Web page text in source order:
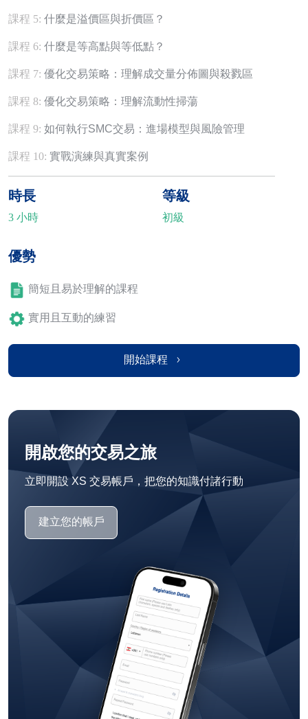
課程 5: 什麼是溢價區與折價區？
課程 6: 什麼是等高點與等低點？
課程 7: 優化交易策略：理解成交量分佈圖與殺戮區
課程 8: 優化交易策略：理解流動性掃蕩
課程 9: 如何執行SMC交易：進場模型與風險管理
課程 10: 實戰演練與真實案例
時長
3 小時
等級
初級
優勢
簡短且易於理解的課程
實用且互動的練習
開始課程
開啟您的交易之旅
立即開設 XS 交易帳戶，把您的知識付諸行動
建立您的帳戶